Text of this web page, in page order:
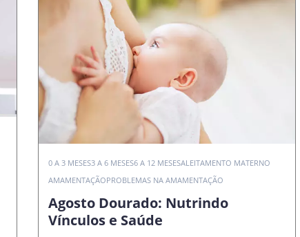
0 A 3 MESES3 A 6 MESES6 A 12 MESESALEITAMENTO MATERNO
AMAMENTAÇÃOPROBLEMAS NA AMAMENTAÇÃO
Agosto Dourado: Nutrindo
Vínculos e Saúde